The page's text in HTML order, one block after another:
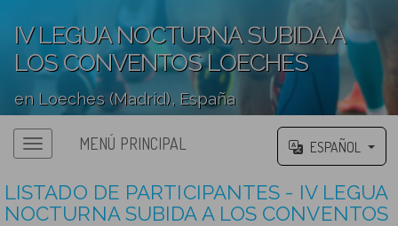
IV LEGUA NOCTURNA SUBIDA A
LOS CONVENTOS LOECHES
en Loeches (Madrid), España
MENÚ PRINCIPAL ESPAÑOL
LISTADO DE PARTICIPANTES - IV LEGUA
NOCTURNA SUBIDA A LOS CONVENTOS